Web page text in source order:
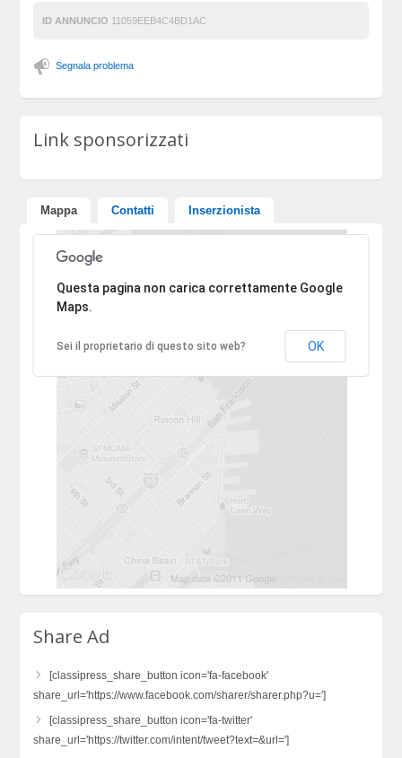
ID ANNUNCIO 11059EEB4C4BD1AC
Segnala problema
Link sponsorizzati
Mappa Contatti Inserzionista
Ci dispiace, l'indirizzo non è stato trovato.
Questa pagina non carica correttamente Google
Maps.
Sei il proprietario di questo sito web? OK
Share Ad
[classipress_share_button icon='fa-facebook'
share_url='https://www.facebook.com/sharer/sharer.php?u=']
[classipress_share_button icon='fa-twitter'
share_url='https://twitter.com/intent/tweet?text=&url=']